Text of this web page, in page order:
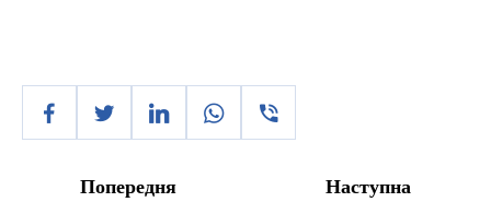
Попередня Наступна